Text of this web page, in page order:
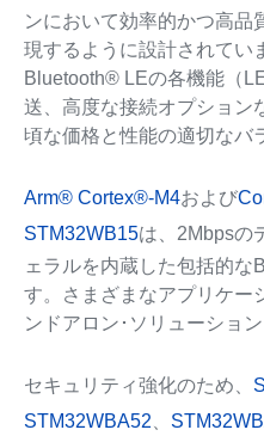
ンにおいて効率的かつ高
現するように設計されてい
Bluetooth® LEの各機能（
送、高度な接続オプション
頃な価格と性能の適切なバ
Arm® Cortex®-M4および
STM32WB15は、2Mbpsの
ェラルを内蔵した包括的
す。さまざまなアプリケー
ンドアロン･ソリューション
セキュリティ強化のため、
STM32WBA52